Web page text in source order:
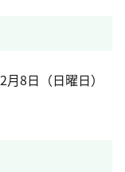
8日（日曜日）